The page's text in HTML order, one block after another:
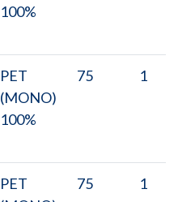
100%
PET
(MONO)
100%
75 1
PET
75 1